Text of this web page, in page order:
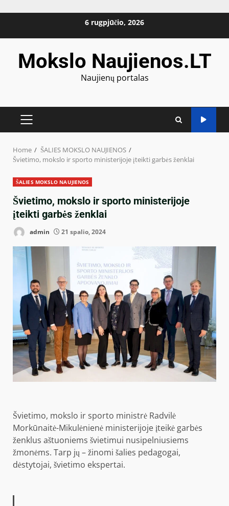
6 rugpjūčio, 2026
Mokslo Naujienos.LT
Naujienų portalas
PRIMARY
Home
ŠALIES MOKSLO NAUJIENOS
Švietimo, mokslo ir sporto ministerijoje įteikti garbės ženklai
ŠALIES MOKSLO NAUJIENOS
Švietimo, mokslo ir sporto ministerijoje
įteikti garbės ženklai
admin 21 spalio, 2024
Švietimo, mokslo ir sporto ministrė Radvilė
Morkūnaitė-Mikulėnienė ministerijoje įteikė garbės
ženklus aštuoniems švietimui nusipelniusiems
žmonėms. Tarp jų – žinomi šalies pedagogai,
dėstytojai, švietimo ekspertai.